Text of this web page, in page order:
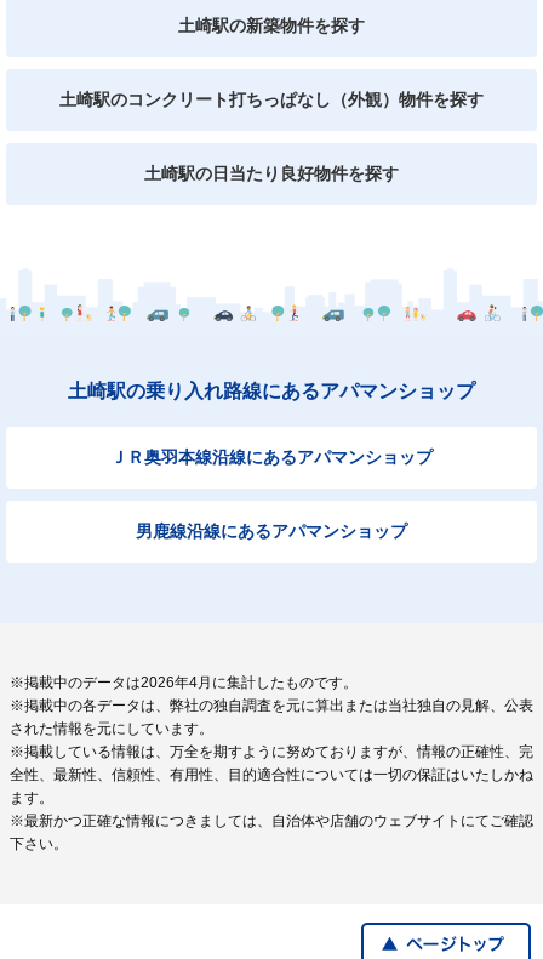
土崎駅の新築物件を探す
土崎駅のコンクリート打ちっぱなし（外観）物件を探す
土崎駅の日当たり良好物件を探す
土崎駅の乗り入れ路線にあるアパマンショップ
ＪＲ奥羽本線沿線にあるアパマンショップ
男鹿線沿線にあるアパマンショップ
※掲載中のデータは2026年4月に集計したものです。
※掲載中の各データは、弊社の独自調査を元に算出または当社独自の見解、公表
された情報を元にしています。
※掲載している情報は、万全を期すように努めておりますが、情報の正確性、完
全性、最新性、信頼性、有用性、目的適合性については一切の保証はいたしかね
ます。
※最新かつ正確な情報につきましては、自治体や店舗のウェブサイトにてご確認
下さい。